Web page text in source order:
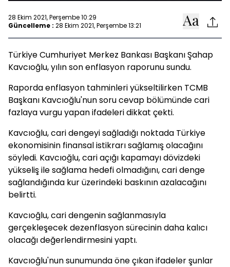
28 Ekim 2021, Perşembe 10:29
Güncelleme : 28 Ekim 2021, Perşembe 13:21
Türkiye Cumhuriyet Merkez Bankası Başkanı Şahap
Kavcıoğlu, yılın son enflasyon raporunu sundu.
Raporda enflasyon tahminleri yükseltilirken TCMB
Başkanı Kavcıoğlu'nun soru cevap bölümünde cari
fazlaya vurgu yapan ifadeleri dikkat çekti.
Kavcıoğlu, cari dengeyi sağladığı noktada Türkiye
ekonomisinin finansal istikrarı sağlamış olacağını
söyledi. Kavcıoğlu, cari açığı kapamayı dövizdeki
yükseliş ile sağlama hedefi olmadığını, cari denge
sağlandığında kur üzerindeki baskının azalacağını
belirtti.
Kavcıoğlu, cari dengenin sağlanmasıyla
gerçekleşecek dezenflasyon sürecinin daha kalıcı
olacağı değerlendirmesini yaptı.
Kavcıoğlu'nun sunumunda öne çıkan ifadeler şunlar